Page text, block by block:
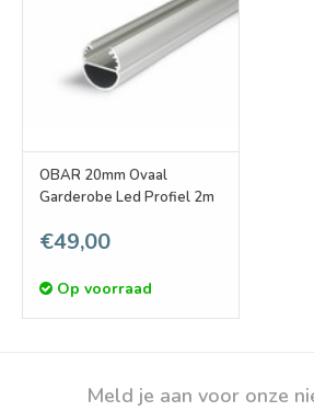
OBAR 20mm Ovaal
Garderobe Led Profiel 2m
€49,00
Op voorraad
Meld je aan voor onze